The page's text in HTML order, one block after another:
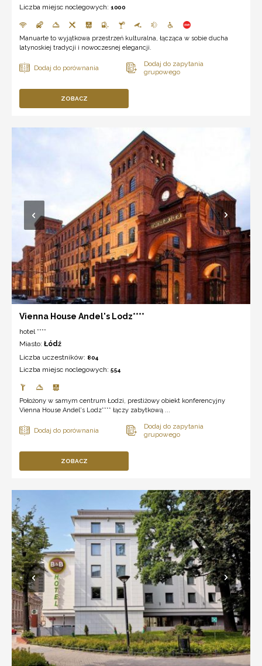
Liczba miejsc noclegowych: 1000
Manuarte to wyjątkowa przestrzeń kulturalna, łącząca w sobie ducha
latynoskiej tradycji i nowoczesnej elegancji.
ZOBACZ
Vienna House Andel's Lodz****
hotel ****
Miasto: Łódź
Liczba uczestników: 804
Liczba miejsc noclegowych: 554
Położony w samym centrum Łodzi, prestiżowy obiekt konferencyjny
Vienna House Andel's Lodz**** łączy zabytkową ...
ZOBACZ